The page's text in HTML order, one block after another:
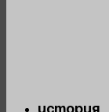
Сбросить